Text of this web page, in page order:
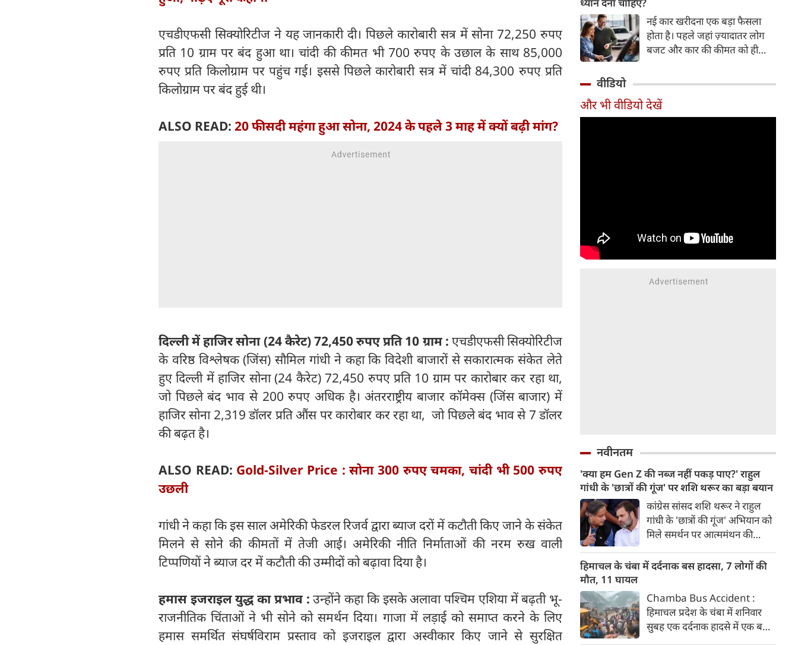
एचडीएफसी सिक्योरिटीज ने यह जानकारी दी। पिछले कारोबारी सत्र में सोना 72,250 रुपए
प्रति 10 ग्राम पर बंद हुआ था। चांदी की कीमत भी 700 रुपए के उछाल के साथ 85,000
रुपए प्रति किलोग्राम पर पहुंच गई। इससे पिछले कारोबारी सत्र में चांदी 84,300 रुपए प्रति
किलोग्राम पर बंद हुई थी।
ALSO READ: 20 फीसदी महंगा हुआ सोना, 2024 के पहले 3 माह में क्यों बढ़ी मांग?
दिल्ली में हाजिर सोना (24 कैरेट) 72,450 रुपए प्रति 10 ग्राम : एचडीएफसी सिक्योरिटीज
के वरिष्ठ विश्लेषक (जिंस) सौमिल गांधी ने कहा कि विदेशी बाजारों से सकारात्मक संकेत लेते
हुए दिल्ली में हाजिर सोना (24 कैरेट) 72,450 रुपए प्रति 10 ग्राम पर कारोबार कर रहा था,
जो पिछले बंद भाव से 200 रुपए अधिक है। अंतरराष्ट्रीय बाजार कॉमेक्स (जिंस बाजार) में
हाजिर सोना 2,319 डॉलर प्रति औंस पर कारोबार कर रहा था, जो पिछले बंद भाव से 7 डॉलर
की बढ़त है।
ALSO READ: Gold-Silver Price : सोना 300 रुपए चमका, चांदी भी 500 रुपए
उछली
गांधी ने कहा कि इस साल अमेरिकी फेडरल रिजर्व द्वारा ब्याज दरों में कटौती किए जाने के संकेत
मिलने से सोने की कीमतों में तेजी आई। अमेरिकी नीति निर्माताओं की नरम रुख वाली
टिप्पणियों ने ब्याज दर में कटौती की उम्मीदों को बढ़ावा दिया है।
हमास इजराइल युद्ध का प्रभाव :उन्होंने कहा कि इसके अलावा पश्चिम एशिया में बढ़ती भू-
राजनीतिक चिंताओं ने भी सोने को समर्थन दिया। गाजा में लड़ाई को समाप्त करने के लिए
हमास समर्थित संघर्षविराम प्रस्ताव को इजराइल द्वारा अस्वीकार किए जाने से सुरक्षित
नई कार खरीदना एक बड़ा फैसला
होता है। पहले जहां ज़्यादातर लोग
बजट और कार की कीमत को ही
खरीदते समय किन बातों पर ध्यान
देना चाहिए।
वीडियो
और भी वीडियो देखें
नवीनतम
'क्या हम Gen Z की नब्ज नहीं पकड़ पाए?' राहुल
गांधी के 'छात्रों की गूंज' पर शशि थरूर का बड़ा बयान
कांग्रेस सांसद शशि थरूर ने राहुल
गांधी के 'छात्रों की गूंज' अभियान को
मिले समर्थन पर आत्ममंथन की
कि क्या कांग्रेस Gen Z और छात्रों
हिमाचल के चंबा में दर्दनाक बस हादसा, 7 लोगों की
मौत, 11 घायल
Chamba Bus Accident :
हिमाचल प्रदेश के चंबा में शनिवार
सुबह एक दर्दनाक हादसे में एक बस